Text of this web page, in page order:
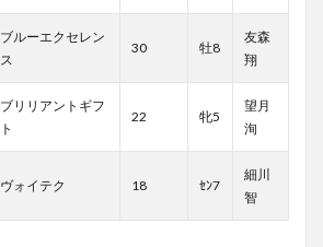
ブルーエクセレン
ス
30 牡8
友森
翔
ブリリアントギフ
ト
22 牝5
望月
洵
ヴォイテク 18 ｾﾝ7
細川
智